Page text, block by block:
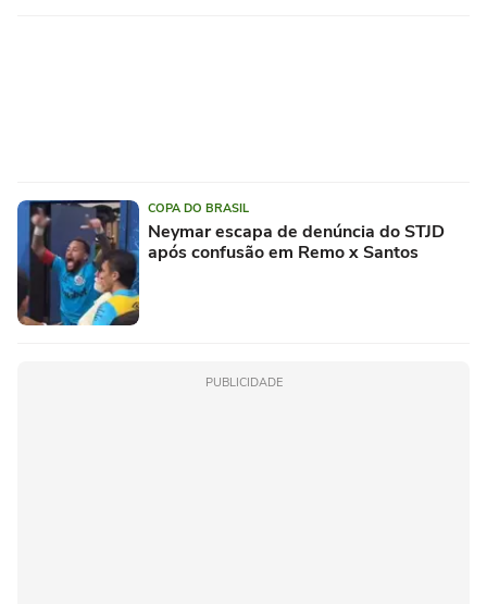
COPA DO BRASIL
Neymar escapa de denúncia do STJD
após confusão em Remo x Santos
PUBLICIDADE